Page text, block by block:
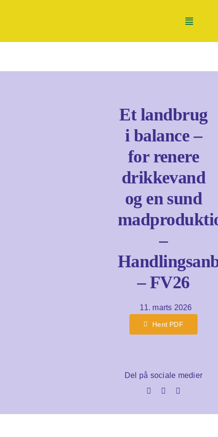
Toggle
Handletank
Partnerskaber
Støt os
Om os
EN
efter:
Et landbrug
i balance –
for renere
drikkevand
og en sund
–
– FV26
11. marts 2026
Hent PDF
Del på sociale medier